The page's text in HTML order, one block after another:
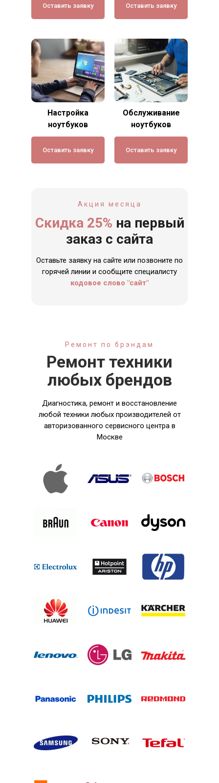
Настройка
ноутбуков
Обслуживание
ноутбуков
Оставить заявку Оставить заявку
Оставить заявку Оставить заявку
Скидка 25% на первый
заказ с сайта
Акция месяца
Оставьте заявку на сайте или позвоните по
горячей линии и сообщите специалисту
кодовое слово "сайт"
Ремонт техники
любых брендов
Диагностика, ремонт и восстановление
любой техники любых производителей от
авторизованного сервисного центра в
Москве
Ремонт по брэндам